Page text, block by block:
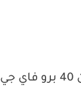
سعر ومواصفات هاتف تكنو كامون 40 برو فاي جي